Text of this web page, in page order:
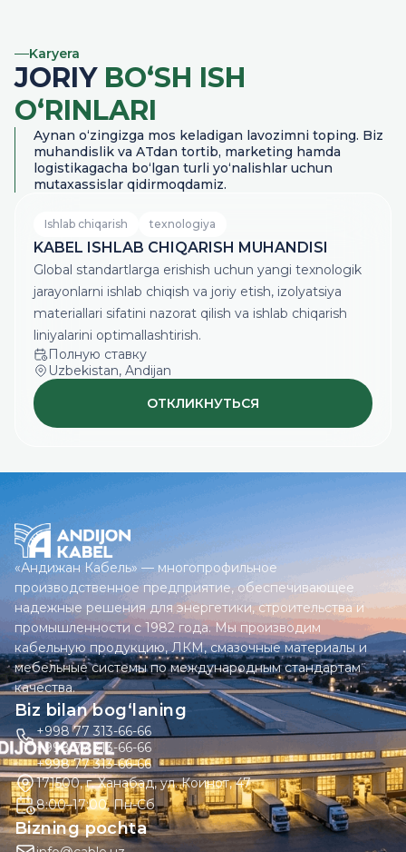
Karyera
JORIY BO‘SH ISH
O‘RINLARI
Aynan o‘zingizga mos keladigan lavozimni toping. Biz
muhandislik va ATdan tortib, marketing hamda
logistikagacha bo‘lgan turli yo‘nalishlar uchun
mutaxassislar qidirmoqdamiz.
Ishlab chiqarish texnologiya
KABEL ISHLAB CHIQARISH MUHANDISI
Global standartlarga erishish uchun yangi texnologik
jarayonlarni ishlab chiqish va joriy etish, izolyatsiya
materiallari sifatini nazorat qilish va ishlab chiqarish
liniyalarini optimallashtirish.
Полную ставку
Uzbekistan, Andijan
ОТКЛИКНУТЬСЯ
«Андижан Кабель» — многопрофильное
производственное предприятие, обеспечивающее
надежные решения для энергетики, строительства и
промышленности с 1982 года. Мы производим
кабельную продукцию, ЛКМ, смазочные материалы и
мебельные системы по международным стандартам
качества.
Biz bilan bog‘laning
+998 77 313-66-66
+998 77 313-66-66
+998 77 313-66-66
171500, г. Ханабад, ул. Коинот, 47
8:00–17:00, Пн-Сб
Bizning pochta